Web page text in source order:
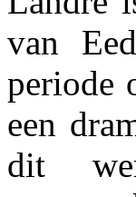
van
periode
een
dit